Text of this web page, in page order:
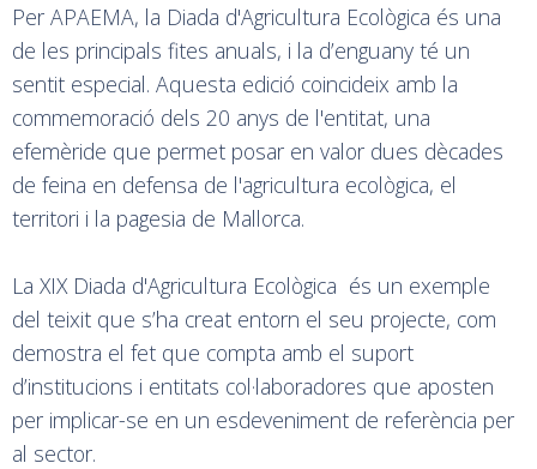
Per APAEMA, la Diada d'Agricultura Ecològica és una
de les principals fites anuals, i la d’enguany té un
sentit especial. Aquesta edició coincideix amb la
commemoració dels 20 anys de l'entitat, una
efemèride que permet posar en valor dues dècades
de feina en defensa de l'agricultura ecològica, el
territori i la pagesia de Mallorca.
La XIX Diada d'Agricultura Ecològica és un exemple
del teixit que s’ha creat entorn el seu projecte, com
demostra el fet que compta amb el suport
d’institucions i entitats col·laboradores que aposten
per implicar-se en un esdeveniment de referència per
al sector.